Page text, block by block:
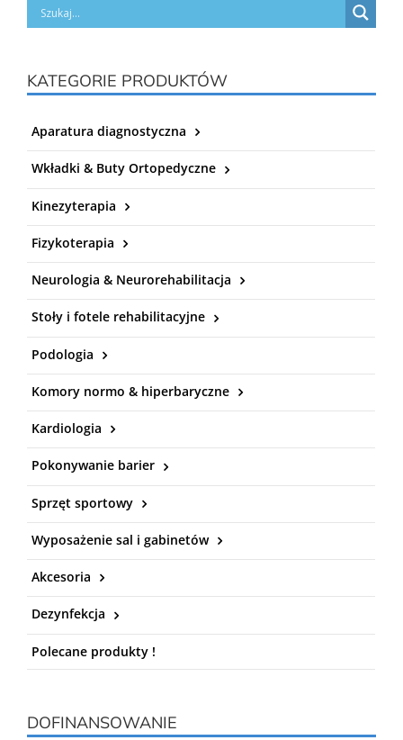
KATEGORIE PRODUKTÓW
Aparatura diagnostyczna
Wkładki & Buty Ortopedyczne
Kinezyterapia
Fizykoterapia
Neurologia & Neurorehabilitacja
Stoły i fotele rehabilitacyjne
Podologia
Komory normo & hiperbaryczne
Kardiologia
Pokonywanie barier
Sprzęt sportowy
Wyposażenie sal i gabinetów
Akcesoria
Dezynfekcja
Polecane produkty !
DOFINANSOWANIE